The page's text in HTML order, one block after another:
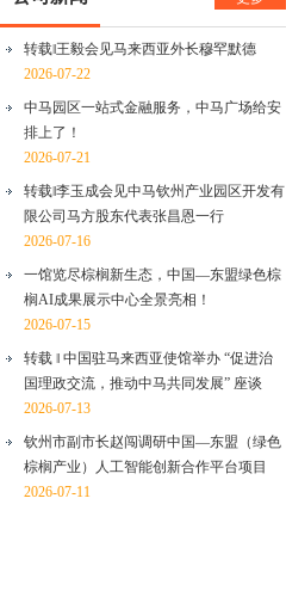
转载‖王毅会见马来西亚外长穆罕默德
2026-07-22
中马园区一站式金融服务，中马广场给安
排上了！
2026-07-21
转载‖李玉成会见中马钦州产业园区开发有
限公司马方股东代表张昌恩一行
2026-07-16
一馆览尽棕榈新生态，中国—东盟绿色棕
榈AI成果展示中心全景亮相！
2026-07-15
转载 ‖ 中国驻马来西亚使馆举办 “促进治
国理政交流，推动中马共同发展” 座谈
2026-07-13
钦州市副市长赵闯调研中国—东盟（绿色
棕榈产业）人工智能创新合作平台项目
2026-07-11